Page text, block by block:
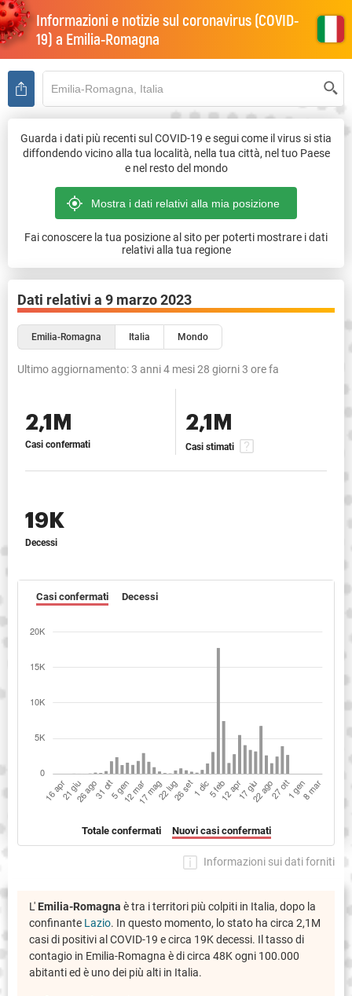
Informazioni e notizie sul coronavirus (COVID-
19) a Emilia-Romagna
Guarda i dati più recenti sul COVID-19 e segui come il virus si stia
diffondendo vicino alla tua località, nella tua città, nel tuo Paese
e nel resto del mondo
Fai conoscere la tua posizione al sito per poterti mostrare i dati
relativi alla tua regione
Dati relativi a 9 marzo 2023
Emilia-Romagna Italia Mondo
Ultimo aggiornamento:3 anni 4 mesi 28 giorni 3 ore fa
2,1M
Casi confermati
2,1M
Casi stimati
19K
Decessi
Casi confermati Decessi
Totale confermati Nuovi casi confermati
Informazioni sui dati forniti
L' Emilia-Romagna è tra i territori più colpiti in Italia, dopo la
confinante Lazio. In questo momento, lo stato ha circa 2,1M
casi di positivi al COVID-19 e circa 19K decessi. Il tasso di
contagio in Emilia-Romagna è di circa 48K ogni 100.000
abitanti ed è uno dei più alti in Italia.